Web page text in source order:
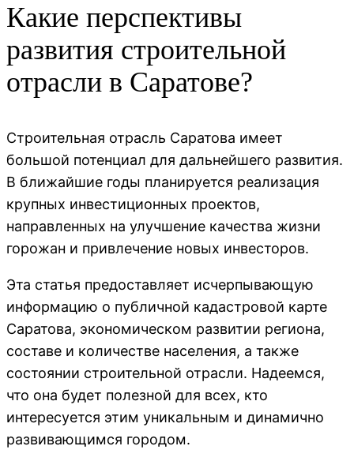
Какие перспективы
развития строительной
отрасли в Саратове?
Строительная отрасль Саратова имеет
большой потенциал для дальнейшего развития.
В ближайшие годы планируется реализация
крупных инвестиционных проектов,
направленных на улучшение качества жизни
горожан и привлечение новых инвесторов.
Эта статья предоставляет исчерпывающую
информацию о публичной кадастровой карте
Саратова, экономическом развитии региона,
составе и количестве населения, а также
состоянии строительной отрасли. Надеемся,
что она будет полезной для всех, кто
интересуется этим уникальным и динамично
развивающимся городом.